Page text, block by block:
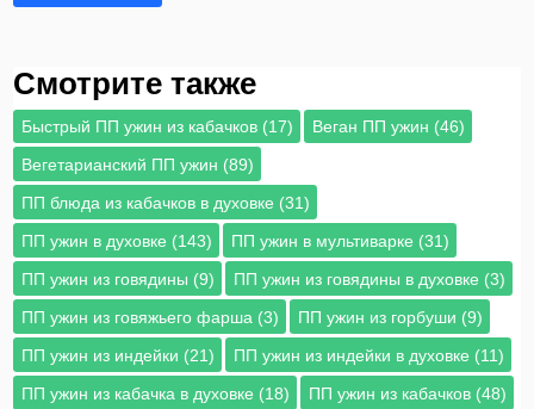
Смотрите также
Быстрый ПП ужин из кабачков (17)
Веган ПП ужин (46)
Вегетарианский ПП ужин (89)
ПП блюда из кабачков в духовке (31)
ПП ужин в духовке (143)
ПП ужин в мультиварке (31)
ПП ужин из говядины (9)
ПП ужин из говядины в духовке (3)
ПП ужин из говяжьего фарша (3)
ПП ужин из горбуши (9)
ПП ужин из индейки (21)
ПП ужин из индейки в духовке (11)
ПП ужин из кабачка в духовке (18)
ПП ужин из кабачков (48)